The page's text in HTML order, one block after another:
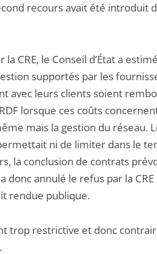
recours avait été introduit
CRE, le Conseil d’État a
supportés par les
avec leurs clients soient
lorsque ces coûts
mais la gestion du réseau.
ni de limiter dans le
la conclusion de contrats
donc annulé le refus par la CRE
rendue publique.
trop restrictive et donc